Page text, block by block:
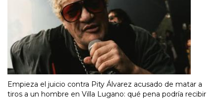
Empieza el juicio contra Pity Álvarez acusado de matar a
tiros a un hombre en Villa Lugano: qué pena podría recibir